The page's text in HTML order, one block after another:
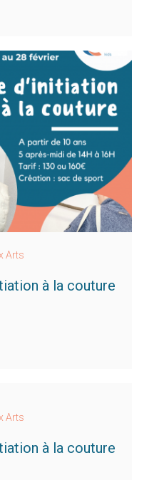
Arts
à la couture
Arts
à la couture